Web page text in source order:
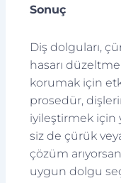
Sonuç
Diş dolguları,
hasarı
korumak için
prosedür,
iyileştirmek için
siz de çürük
çözüm
uygun dolgu